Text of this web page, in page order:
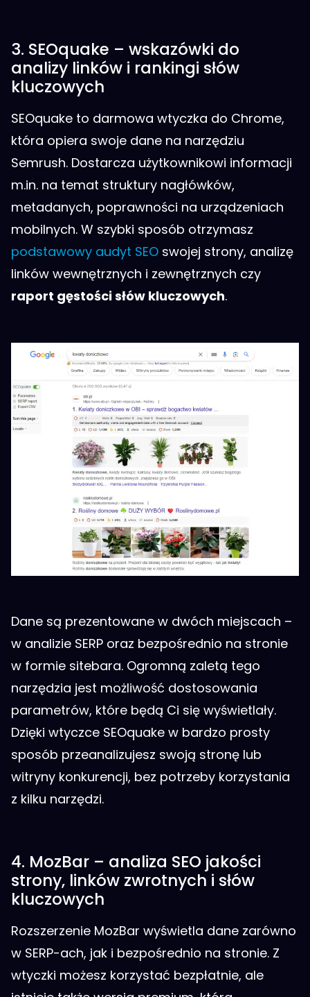
3. SEOquake – wskazówki do
analizy linków i rankingi słów
kluczowych
SEOquake to darmowa wtyczka do Chrome,
która opiera swoje dane na narzędziu
Semrush. Dostarcza użytkownikowi informacji
m.in. na temat struktury nagłówków,
metadanych, poprawności na urządzeniach
mobilnych. W szybki sposób otrzymasz
podstawowy audyt SEO swojej strony, analizę
linków wewnętrznych i zewnętrznych czy
raport gęstości słów kluczowych.
Dane są prezentowane w dwóch miejscach –
w analizie SERP oraz bezpośrednio na stronie
w formie sitebara. Ogromną zaletą tego
narzędzia jest możliwość dostosowania
parametrów, które będą Ci się wyświetlały.
Dzięki wtyczce SEOquake w bardzo prosty
sposób przeanalizujesz swoją stronę lub
witryny konkurencji, bez potrzeby korzystania
z kilku narzędzi.
4. MozBar – analiza SEO jakości
strony, linków zwrotnych i słów
kluczowych
Rozszerzenie MozBar wyświetla dane zarówno
w SERP-ach, jak i bezpośrednio na stronie. Z
wtyczki możesz korzystać bezpłatnie, ale